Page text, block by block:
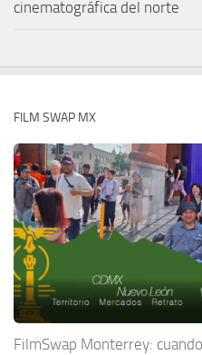
cinematográfica del norte
FILM SWAP MX
FilmSwap Monterrey: